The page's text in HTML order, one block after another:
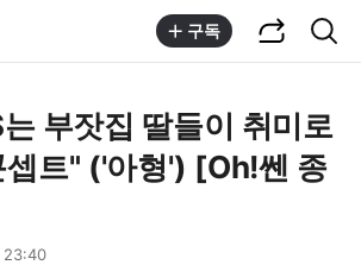
구독
부잣집 딸들이 취미로
셉트" ('아형') [Oh!쎈 종
23:40